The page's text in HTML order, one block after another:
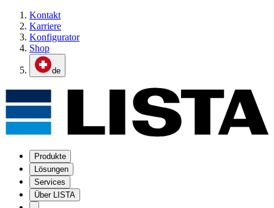
Kontakt
Karriere
Konfigurator
Shop
de
Produkte
Lösungen
Services
Über LISTA